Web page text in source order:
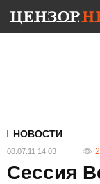
НОВОСТИ
08.07.11 14:03
Сессия